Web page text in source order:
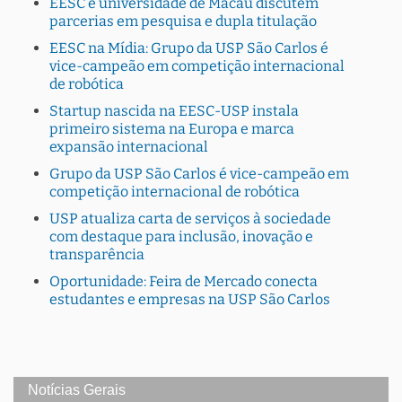
parcerias em pesquisa e dupla titulação
EESC na Mídia: Grupo da USP São Carlos é
vice-campeão em competição internacional
de robótica
Startup nascida na EESC-USP instala
primeiro sistema na Europa e marca
expansão internacional
Grupo da USP São Carlos é vice-campeão em
competição internacional de robótica
USP atualiza carta de serviços à sociedade
com destaque para inclusão, inovação e
transparência
Oportunidade: Feira de Mercado conecta
estudantes e empresas na USP São Carlos
Notícias Gerais